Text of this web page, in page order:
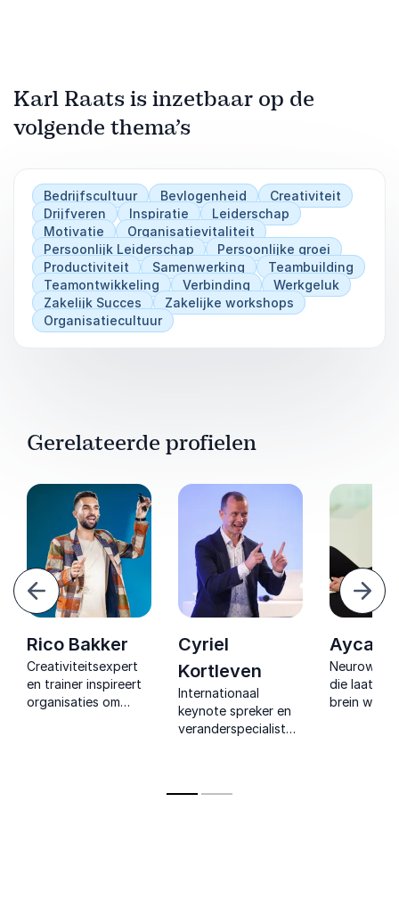
Karl Raats is inzetbaar op de
volgende thema’s
Bedrijfscultuur Bevlogenheid
Creativiteit
Drijfveren
Inspiratie
Leiderschap
Motivatie
Organisatievitaliteit
Persoonlijk Leiderschap
Persoonlijke groei
Productiviteit
Samenwerking
Teambuilding
Teamontwikkeling
Verbinding
Werkgeluk
Zakelijk Succes
Zakelijke workshops
Organisatiecultuur
Gerelateerde profielen
Rico Bakker
Creativiteitsexpert
en trainer inspireert
organisaties om
Cyriel
Kortleven
Internationaal
keynote spreker en
veranderspecialist
voor creativiteit,
Ayca
die laat
brein werkt